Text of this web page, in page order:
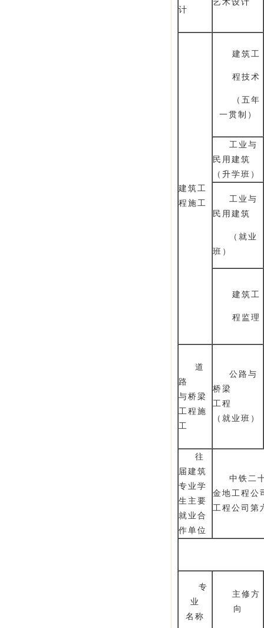
计
艺术设计
建筑工
程施工
建筑工
程技术
（五年
一贯制）
工业与
民用建筑
（升学班）
工业与
民用建筑
（就业
班）
建筑工
程监理
道
路
与桥梁
工程施
工
公路与
桥梁
工程
（就业班）
往
届建筑
专业学
生主要
就业合
作单位
中铁二
金地工程公
工程公司第
专
业
名称
主修方
向